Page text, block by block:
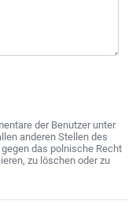
der Benutzer unter
anderen Stellen des
das polnische Recht
zu löschen oder zu